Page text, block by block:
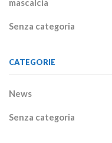
mascalcia
Senza categoria
CATEGORIE
News
Senza categoria